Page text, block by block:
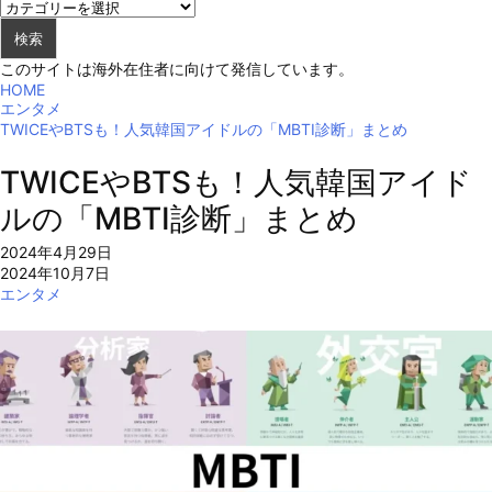
検索
このサイトは海外在住者に向けて発信しています。
HOME
エンタメ
TWICEやBTSも！人気韓国アイドルの「MBTI診断」まとめ
TWICEやBTSも！人気韓国アイド
ルの「MBTI診断」まとめ
2024年4月29日
2024年10月7日
エンタメ